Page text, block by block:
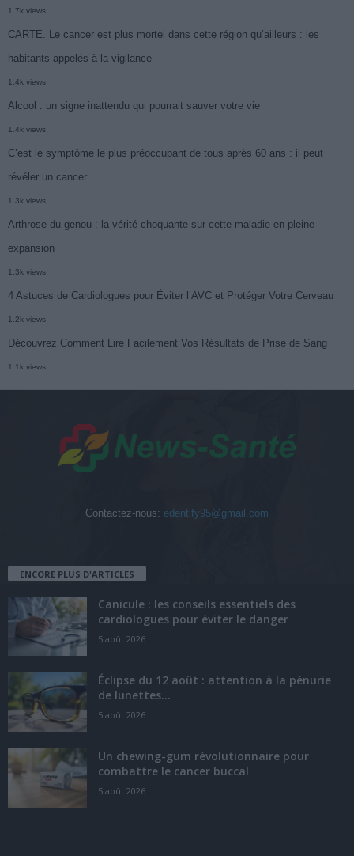
1.7k views
CARTE. Le cancer est plus mortel dans cette région qu’ailleurs : les
habitants appelés à la vigilance
1.4k views
Alcool : un signe inattendu qui pourrait sauver votre vie
1.4k views
C’est le symptôme le plus préoccupant de tous après 60 ans : il peut
révéler un cancer
1.3k views
Arthrose du genou : la vérité choquante sur cette maladie en pleine
expansion
1.3k views
4 Astuces de Cardiologues pour Éviter l’AVC et Protéger Votre Cerveau
1.2k views
Découvrez Comment Lire Facilement Vos Résultats de Prise de Sang
1.1k views
Contactez-nous: edentify95@gmail.com
ENCORE PLUS D'ARTICLES
Canicule : les conseils essentiels des
cardiologues pour éviter le danger
5 août 2026
Éclipse du 12 août : attention à la pénurie
de lunettes...
5 août 2026
Un chewing-gum révolutionnaire pour
combattre le cancer buccal
5 août 2026